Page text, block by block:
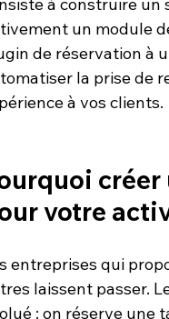
à construire un
un module
de réservation à
la prise de
à vos clients.
votre
entreprises qui
laissent passer.
: on réserve une